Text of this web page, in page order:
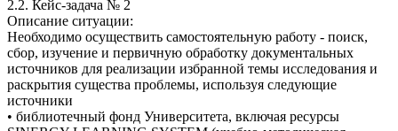
2.2. Кейс-задача № 2
Описание ситуации:
Необходимо осуществить самостоятельную работу - поиск,
сбор, изучение и первичную обработку документальных
источников для реализации избранной темы исследования и
раскрытия существа проблемы, используя следующие
источники
• библиотечный фонд Университета, включая ресурсы